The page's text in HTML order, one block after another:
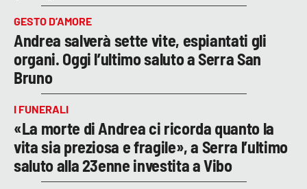
GESTO D’AMORE
Andrea salverà sette vite, espiantati gli
organi. Oggi l’ultimo saluto a Serra San
Bruno
I FUNERALI
«La morte di Andrea ci ricorda quanto la
vita sia preziosa e fragile», a Serra l’ultimo
saluto alla 23enne investita a Vibo